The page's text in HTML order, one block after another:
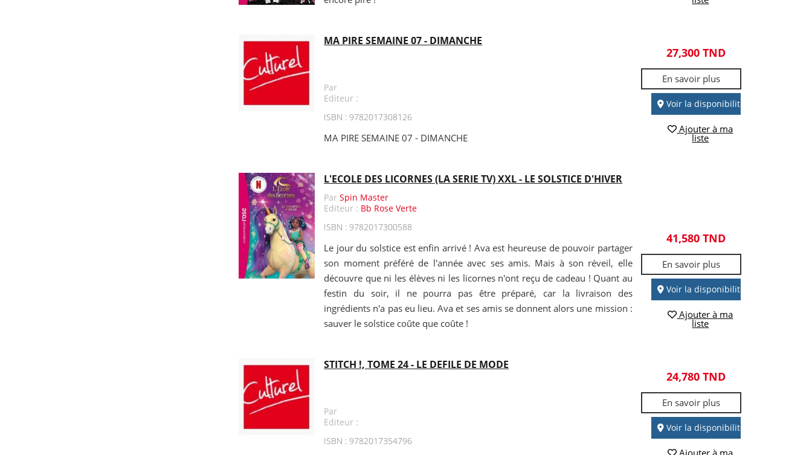
MA PIRE SEMAINE 07 - DIMANCHE
Par
Editeur :
ISBN : 9782017308126
MA PIRE SEMAINE 07 - DIMANCHE
27,300 TND
En savoir plus
Voir la disponibilité
Ajouter à ma
liste
L'ECOLE DES LICORNES (LA SERIE TV) XXL - LE SOLSTICE D'HIVER
ParSpin Master
Editeur : Bb Rose Verte
ISBN : 9782017300588
Le jour du solstice est enfin arrivé ! Ava est heureuse de pouvoir partager
son moment préféré de l'année avec ses amis. Mais à son réveil, elle
découvre que ni les élèves ni les licornes n'ont reçu de cadeau ! Quant au
festin du soir, il ne pourra pas être préparé, car la livraison des
ingrédients n'a pas eu lieu. Ava et ses amis se donnent alors une mission :
sauver le solstice coûte que coûte !
41,580 TND
En savoir plus
Voir la disponibilité
Ajouter à ma
liste
STITCH !, TOME 24 - LE DEFILE DE MODE
Par
Editeur :
ISBN : 9782017354796
24,780 TND
En savoir plus
Voir la disponibilité
Ajouter à ma